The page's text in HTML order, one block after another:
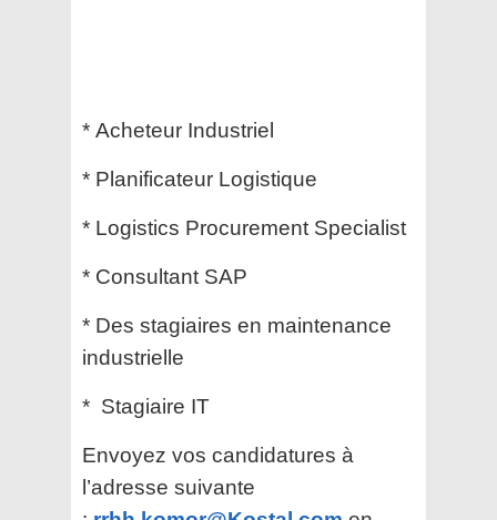
* Acheteur Industriel
* Planificateur Logistique
* Logistics Procurement Specialist
* Consultant SAP
* Des stagiaires en maintenance
industrielle
* Stagiaire IT
Envoyez vos candidatures à
l’adresse suivante